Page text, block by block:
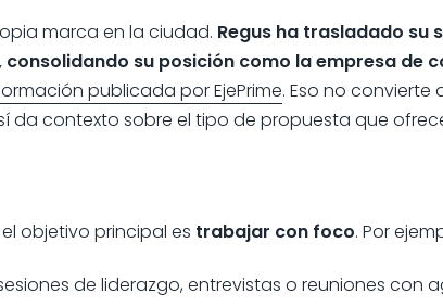
marca en la ciudad. Regus ha trasladado su
consolidando su posición como la empresa de
publicada por EjePrime. Eso no
da contexto sobre el tipo de propuesta que
objetivo principal es trabajar con foco. Por
de liderazgo, entrevistas o reuniones con